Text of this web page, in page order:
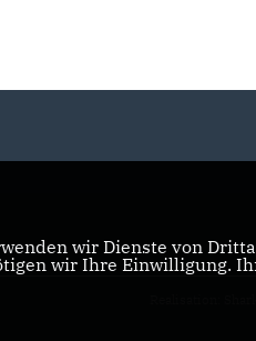
wir Dienste von
wir Ihre Einwilligung.